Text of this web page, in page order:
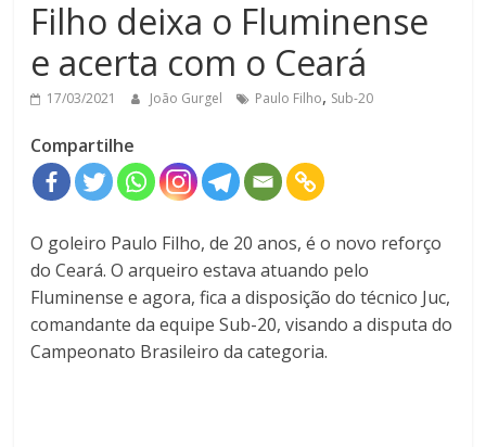
Filho deixa o Fluminense
e acerta com o Ceará
17/03/2021 João Gurgel Paulo Filho, Sub-20
Compartilhe
O goleiro Paulo Filho, de 20 anos, é o novo reforço
do Ceará. O arqueiro estava atuando pelo
Fluminense e agora, fica a disposição do técnico Juc,
comandante da equipe Sub-20, visando a disputa do
Campeonato Brasileiro da categoria.